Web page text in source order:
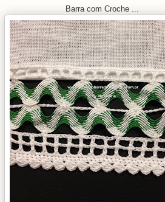
Barra com Croche ...